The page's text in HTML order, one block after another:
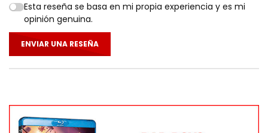
Esta reseña se basa en mi propia experiencia y es mi
opinión genuina.
ENVIAR UNA RESEÑA